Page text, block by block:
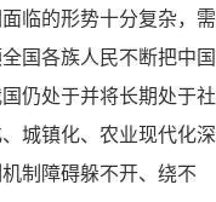
临的形势十分复杂，需
国各族人民不断把中国
仍处于并将长期处于社
城镇化、农业现代化深
制障碍躲不开、绕不